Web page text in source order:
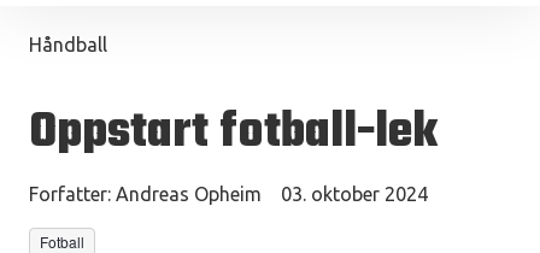
Håndball
Oppstart fotball-lek
Forfatter: Andreas Opheim 03. oktober 2024
Fotball